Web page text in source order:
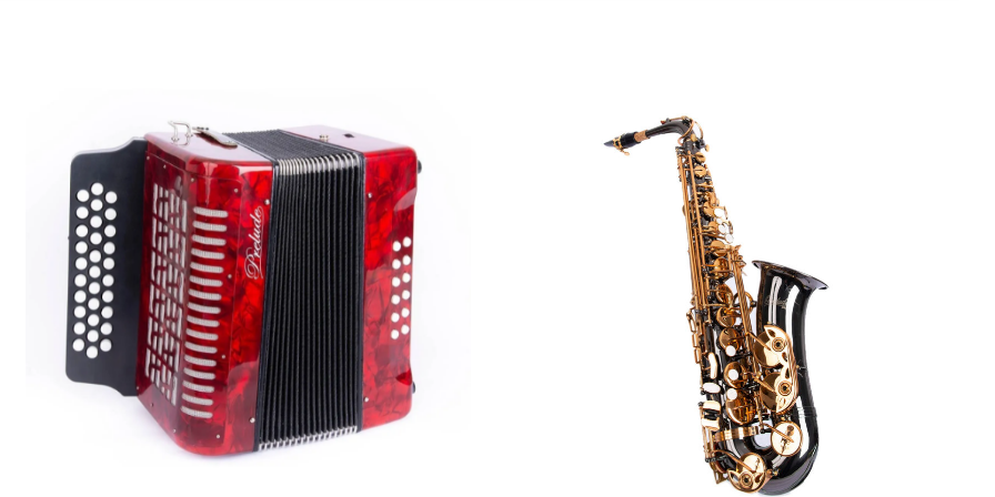
1 of 5 stars 2 of 5 stars 3 of 5 stars